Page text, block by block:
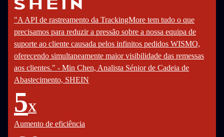
"A API de rastreamento da TrackingMore tem tudo o que
precisamos para reduzir a pressão sobre a nossa equipa de
suporte ao cliente causada pelos infinitos pedidos WISMO,
oferecendo simultaneamente maior visibilidade das remessas
aos clientes." - Min Chen, Analista Sénior de Cadeia de
Abastecimento, SHEIN
5X
Aumento de eficiência